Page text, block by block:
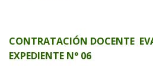
CONTRATACIÓN DOCENTE
EXPEDIENTE N° 06